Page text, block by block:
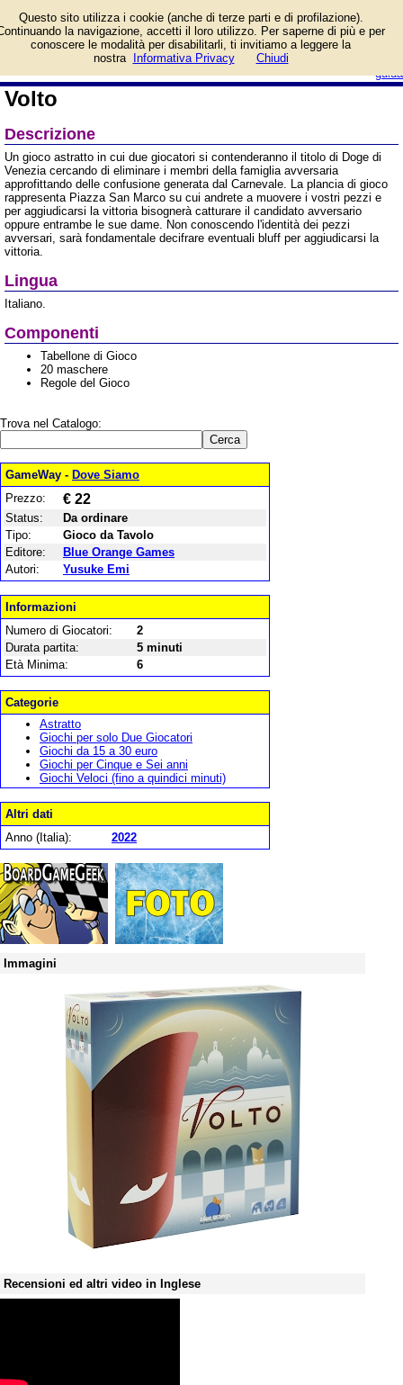
guida
prezzo di vendita.
Prodotto da Blue Orange
Volto
Descrizione
Un gioco astratto in cui due giocatori si contenderanno il titolo di Doge di
Venezia cercando di eliminare i membri della famiglia avversaria
approfittando delle confusione generata dal Carnevale. La plancia di gioco
rappresenta Piazza San Marco su cui andrete a muovere i vostri pezzi e
per aggiudicarsi la vittoria bisognerà catturare il candidato avversario
oppure entrambe le sue dame. Non conoscendo l'identità dei pezzi
avversari, sarà fondamentale decifrare eventuali bluff per aggiudicarsi la
vittoria.
Lingua
Italiano.
Componenti
Tabellone di Gioco
20 maschere
Regole del Gioco
Trova nel Catalogo:
GameWay - Dove Siamo
Prezzo:
€ 22
Status:
Da ordinare
Tipo:
Gioco da Tavolo
Editore:
Blue Orange Games
Autori:
Yusuke Emi
Informazioni
Numero di Giocatori:
2
Durata partita:
5 minuti
Età Minima:
6
Categorie
Astratto
Giochi per solo Due Giocatori
Giochi da 15 a 30 euro
Giochi per Cinque e Sei anni
Giochi Veloci (fino a quindici minuti)
Altri dati
Anno (Italia):
2022
Immagini
Recensioni ed altri video in Inglese
Questo sito utilizza i cookie (anche di terze parti e di profilazione).
la navigazione, accetti il loro utilizzo. Per saperne di più e per
conoscere le modalità per disabilitarli, ti invitiamo a leggere la
nostra
Informativa Privacy Chiudi